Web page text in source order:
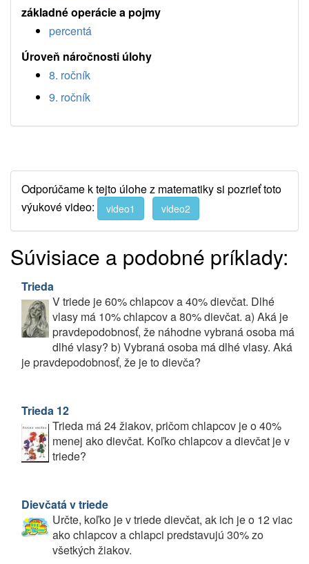
základné operácie a pojmy
percentá
Úroveň náročnosti úlohy
8. ročník
9. ročník
Odporúčame k tejto úlohe z matematiky si pozrieť toto
výukové video:
video1 video2
Súvisiace a podobné príklady:
Trieda
V triede je 60% chlapcov a 40% dievčat. Dlhé
vlasy má 10% chlapcov a 80% dievčat. a) Aká je
pravdepodobnosť, že náhodne vybraná osoba má
dlhé vlasy? b) Vybraná osoba má dlhé vlasy. Aká
je pravdepodobnosť, že je to dievča?
Trieda 12
Trieda má 24 žiakov, pričom chlapcov je o 40%
menej ako dievčat. Koľko chlapcov a dievčat je v
triede?
Dievčatá v triede
Určte, koľko je v triede dievčat, ak ich je o 12 viac
ako chlapcov a chlapci predstavujú 30% zo
všetkých žiakov.